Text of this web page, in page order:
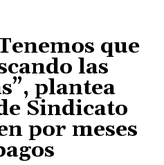
que
las
plantea
Sindicato
por meses